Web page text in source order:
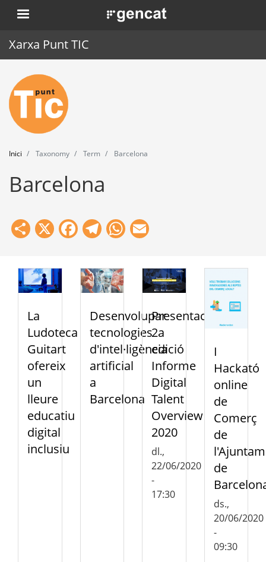
Vés
al
. Obre en una nova finestra.
Xarxa Punt TIC
Inici
Punt TIC
Actualitat
Agenda
Formació
Eines
Inici Taxonomy Term Barcelona
Barcelona
Share
X Facebook
Telegram
WhatsApp
La
Ludoteca
Guitart
ofereix
un
lleure
educatiu
digital
inclusiu
Desenvolupar
tecnologies
d'intel·ligència
artificial
a
Barcelona
Presentació
2a
edició
Informe
Digital
Talent
Overview
2020
dl.,
22/06/2020
-
17:30
I
Hackató
online
de
Comerç
de
de
ds.,
20/06/2020
-
09:30